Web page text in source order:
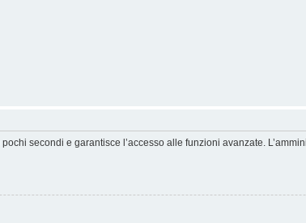
secondi e garantisce l’accesso alle funzioni avanzate.